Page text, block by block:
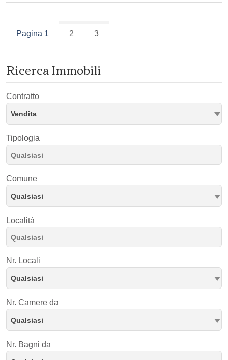
Pagina 1 2 3
Ricerca Immobili
Contratto
Vendita
Tipologia
Comune
Qualsiasi
Località
Nr. Locali
Qualsiasi
Nr. Camere da
Qualsiasi
Nr. Bagni da